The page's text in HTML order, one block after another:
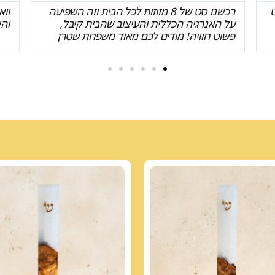
וואוו התמונות לא משקפות רבע מהיופי
והייחודיות של המזוזה שקיבלנו, אנחנו בהלם!